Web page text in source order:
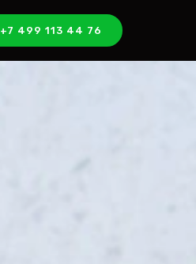
+7 499 113 44 76